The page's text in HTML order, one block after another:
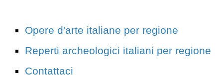
Opere d'arte italiane per regione
Reperti archeologici italiani per regione
Contattaci